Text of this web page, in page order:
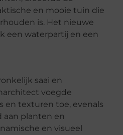
en mooie tuin die
is. Het nieuwe
een waterpartij en een
saai en
voegde
en texturen toe, evenals
aan planten en
en visueel